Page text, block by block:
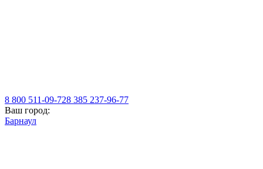
8 800 511-09-728 385 237-96-77
Ваш город:
Барнаул